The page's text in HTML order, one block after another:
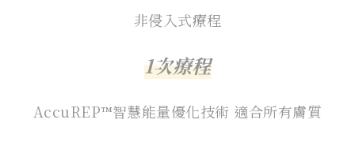
非侵入式療程
1次療程
AccuREP™智慧能量優化技術 適合所有膚質